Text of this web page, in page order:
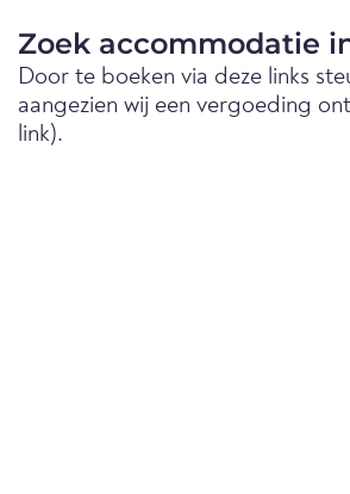
Zoek accommodatie
Door te boeken via deze links
aangezien wij een vergoeding
link).